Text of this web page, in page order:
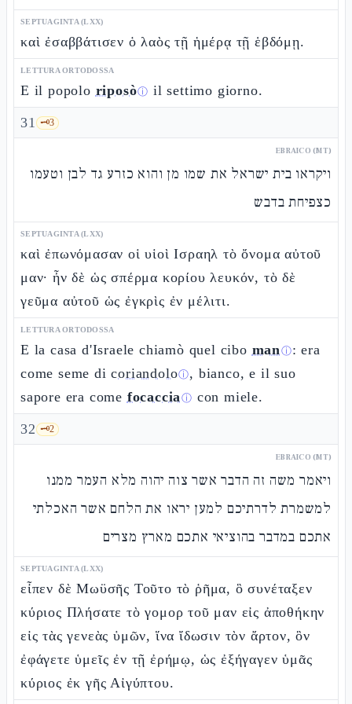
SEPTUAGINTA (LXX)
καὶ ἐσαββάτισεν ὁ λαὸς τῇ ἡμέρᾳ τῇ ἑβδόμῃ.
LETTURA ORTODOSSA
E il popolo riposòⓘ il settimo giorno.
31 🗝️3
EBRAICO (MT)
ויקראו בית ישראל את שמו מן והוא כזרע גד לבן וטעמו
כצפיחת בדבש
SEPTUAGINTA (LXX)
καὶ ἐπωνόμασαν οἱ υἱοὶ Ισραηλ τὸ ὄνομα αὐτοῦ
μαν· ἦν δὲ ὡς σπέρμα κορίου λευκόν, τὸ δὲ
γεῦμα αὐτοῦ ὡς ἐγκρὶς ἐν μέλιτι.
LETTURA ORTODOSSA
E la casa d'Israele chiamò quel cibo manⓘ: era
come seme dicoriandoloⓘ, bianco, e il suo
sapore era come focacciaⓘ con miele.
32 🗝️2
EBRAICO (MT)
ויאמר משה זה הדבר אשר צוה יהוה מלא העמר ממנו
למשמרת לדרתיכם למען יראו את הלחם אשר האכלתי
אתכם במדבר בהוציאי אתכם מארץ מצרים
SEPTUAGINTA (LXX)
εἶπεν δὲ Μωϋσῆς Τοῦτο τὸ ῥῆμα, ὃ συνέταξεν
κύριος Πλήσατε τὸ γομορ τοῦ μαν εἰς ἀποθήκην
εἰς τὰς γενεὰς ὑμῶν, ἵνα ἴδωσιν τὸν ἄρτον, ὃν
ἐφάγετε ὑμεῖς ἐν τῇ ἐρήμῳ, ὡς ἐξήγαγεν ὑμᾶς
κύριος ἐκ γῆς Αἰγύπτου.